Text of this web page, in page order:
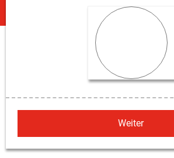
Weiter